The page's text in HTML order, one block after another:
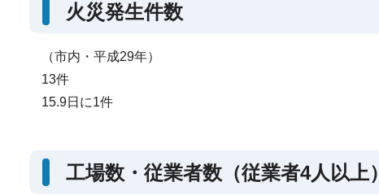
火災発生件数
（市内・平成29年）
13件
15.9日に1件
工場数・従業者数（従業者4人以上）